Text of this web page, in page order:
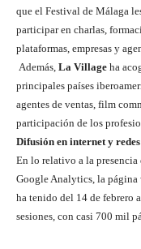
que el Festival de Málaga
participar en charlas,
plataformas, empresas y
Además, La Village ha
principales países
agentes de ventas, film
participación de los
Difusión en internet y
En lo relativo a la
Google Analytics, la página
ha tenido del 14 de febrero
sesiones, con casi 700 mil